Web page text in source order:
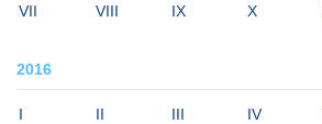
VII VIII IX X
2016
I II III IV